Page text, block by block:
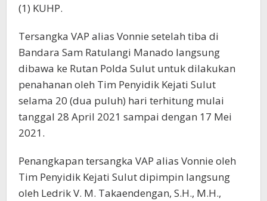
(1) KUHP.
Tersangka VAP alias Vonnie setelah tiba di
Bandara Sam Ratulangi Manado langsung
dibawa ke Rutan Polda Sulut untuk dilakukan
penahanan oleh Tim Penyidik Kejati Sulut
selama 20 (dua puluh) hari terhitung mulai
tanggal 28 April 2021 sampai dengan 17 Mei
2021.
Penangkapan tersangka VAP alias Vonnie oleh
Tim Penyidik Kejati Sulut dipimpin langsung
oleh Ledrik V. M. Takaendengan, S.H., M.H.,